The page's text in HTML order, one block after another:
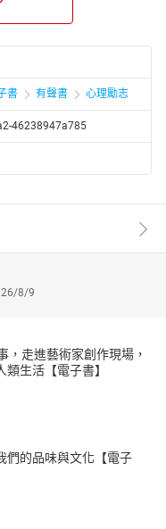
己有问题的人，更别说
题的严重性，并主动寻求
他们必须独自走这条路。
并准备接受帮助开始康
题存在的人都需要这本
南。
庭其他成员，以及家庭动
的优缺点。我们将讨论康
如何享受生活的建议！
耻在于，当有帮助时依
書 有聲書 心理勵志
46238947a785
8/9
，走進藝術家創作現場，
生活【電子書】
們的品味與文化【電子